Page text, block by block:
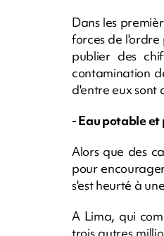
Dans les
forces de l'ordre
publier des
contamination
d'entre eux sont
- Eau potable
Alors que des
pour
s'est heurté à
A Lima, qui
trois autres